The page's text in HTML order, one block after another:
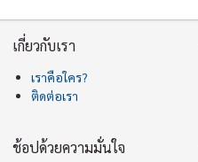
เกี่ยวกับเรา
เราคือใคร?
ติดต่อเรา
ช้อปด้วยความมั่นใจ